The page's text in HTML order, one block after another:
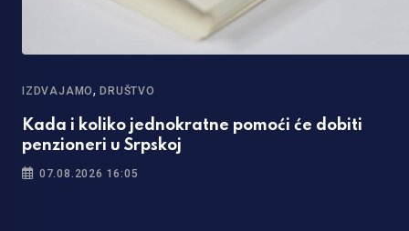
IZDVAJAMO,DRUŠTVO
Kada i koliko jednokratne pomoći će dobiti
penzioneri u Srpskoj
07.08.2026 16:05